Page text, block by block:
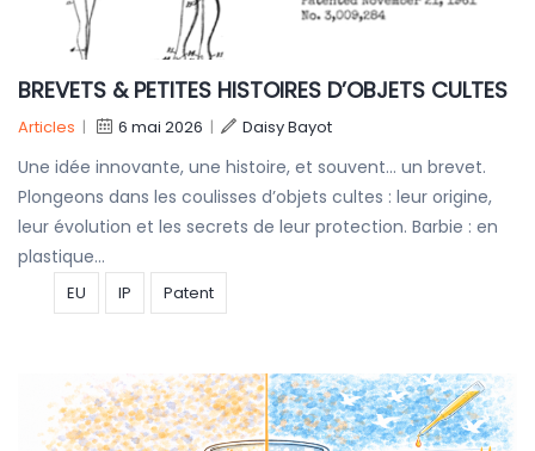
BREVETS & PETITES HISTOIRES D’OBJETS CULTES
Articles | 6 mai 2026 | Daisy Bayot
Une idée innovante, une histoire, et souvent… un brevet.
Plongeons dans les coulisses d’objets cultes : leur origine,
leur évolution et les secrets de leur protection. Barbie : en
plastique…
EU IP Patent